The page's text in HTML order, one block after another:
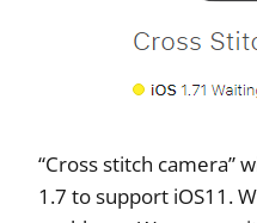
“Cross stitch camera”
1.7 to support iOS11.